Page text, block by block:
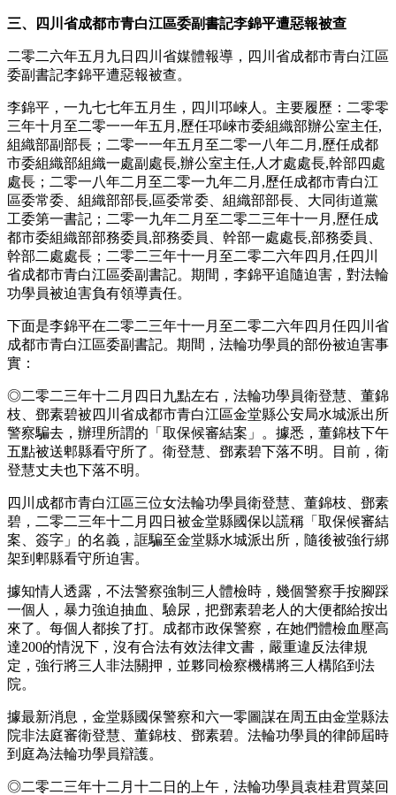
三、四川省成都市青白江區委副書記李錦平遭惡報被查
二零二六年五月九日四川省媒體報導，四川省成都市青白江區
委副書記李錦平遭惡報被查。
李錦平，一九七七年五月生，四川邛崍人。主要履歷：二零零
三年十月至二零一一年五月,歷任邛崍市委組織部辦公室主任,
組織部副部長；二零一一年五月至二零一八年二月,歷任成都
市委組織部組織一處副處長,辦公室主任,人才處處長,幹部四處
處長；二零一八年二月至二零一九年二月,歷任成都市青白江
區委常委、組織部部長,區委常委、組織部部長、大同街道黨
工委第一書記；二零一九年二月至二零二三年十一月,歷任成
都市委組織部部務委員,部務委員、幹部一處處長,部務委員、
幹部二處處長；二零二三年十一月至二零二六年四月,任四川
省成都市青白江區委副書記。期間，李錦平追隨迫害，對法輪
功學員被迫害負有領導責任。
下面是李錦平在二零二三年十一月至二零二六年四月任四川省
成都市青白江區委副書記。期間，法輪功學員的部份被迫害事
實：
◎二零二三年十二月四日九點左右，法輪功學員衛登慧、董錦
枝、鄧素碧被四川省成都市青白江區金堂縣公安局水城派出所
警察騙去，辦理所謂的「取保候審結案」。據悉，董錦枝下午
五點被送郫縣看守所了。衛登慧、鄧素碧下落不明。目前，衛
登慧丈夫也下落不明。
四川成都市青白江區三位女法輪功學員衛登慧、董錦枝、鄧素
碧，二零二三年十二月四日被金堂縣國保以謊稱「取保候審結
案、簽字」的名義，誆騙至金堂縣水城派出所，隨後被強行綁
架到郫縣看守所迫害。
據知情人透露，不法警察強制三人體檢時，幾個警察手按腳踩
一個人，暴力強迫抽血、驗尿，把鄧素碧老人的大便都給按出
來了。每個人都挨了打。成都市政保警察，在她們體檢血壓高
達200的情況下，沒有合法有效法律文書，嚴重違反法律規
定，強行將三人非法關押，並夥同檢察機構將三人構陷到法
院。
據最新消息，金堂縣國保警察和六一零圖謀在周五由金堂縣法
院非法庭審衛登慧、董錦枝、鄧素碧。法輪功學員的律師屆時
到庭為法輪功學員辯護。
◎二零二三年十二月十二日的上午，法輪功學員袁桂君買菜回